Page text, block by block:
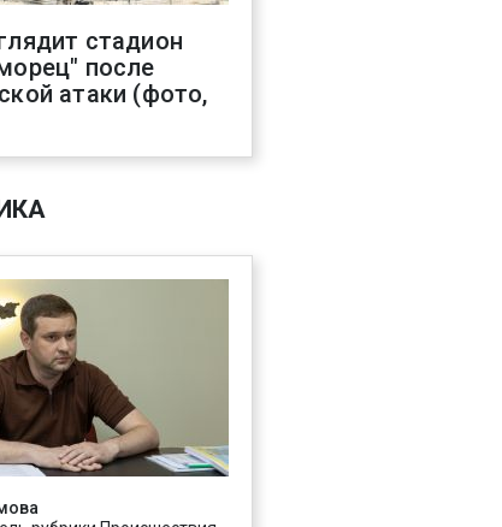
стадион
после
атаки (фото,